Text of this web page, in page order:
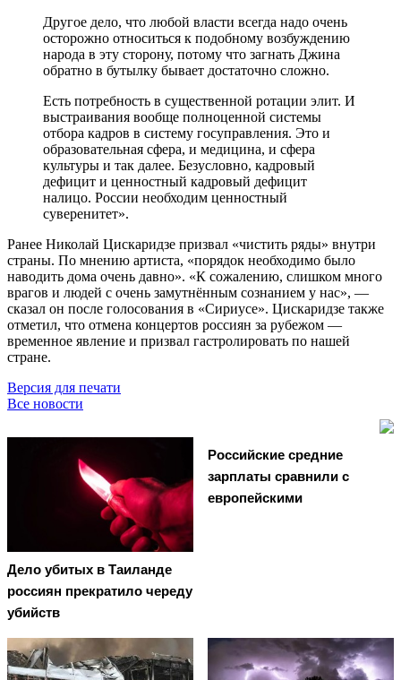
Другое дело, что любой власти всегда надо очень
осторожно относиться к подобному возбуждению
народа в эту сторону, потому что загнать Джина
обратно в бутылку бывает достаточно сложно.
Есть потребность в существенной ротации элит. И
выстраивания вообще полноценной системы
отбора кадров в систему госуправления. Это и
образовательная сфера, и медицина, и сфера
культуры и так далее. Безусловно, кадровый
дефицит и ценностный кадровый дефицит
налицо. России необходим ценностный
суверенитет».
Ранее Николай Цискаридзе призвал «чистить ряды» внутри
страны. По мнению артиста, «порядок необходимо было
наводить дома очень давно». «К сожалению, слишком много
врагов и людей с очень замутнённым сознанием у нас», —
сказал он после голосования в «Сириусе». Цискаридзе также
отметил, что отмена концертов россиян за рубежом —
временное явление и призвал гастролировать по нашей
стране.
Версия для печати
Все новости
Дело убитых в Таиланде
россиян прекратило череду
убийств
Российские средние
зарплаты сравнили с
европейскими